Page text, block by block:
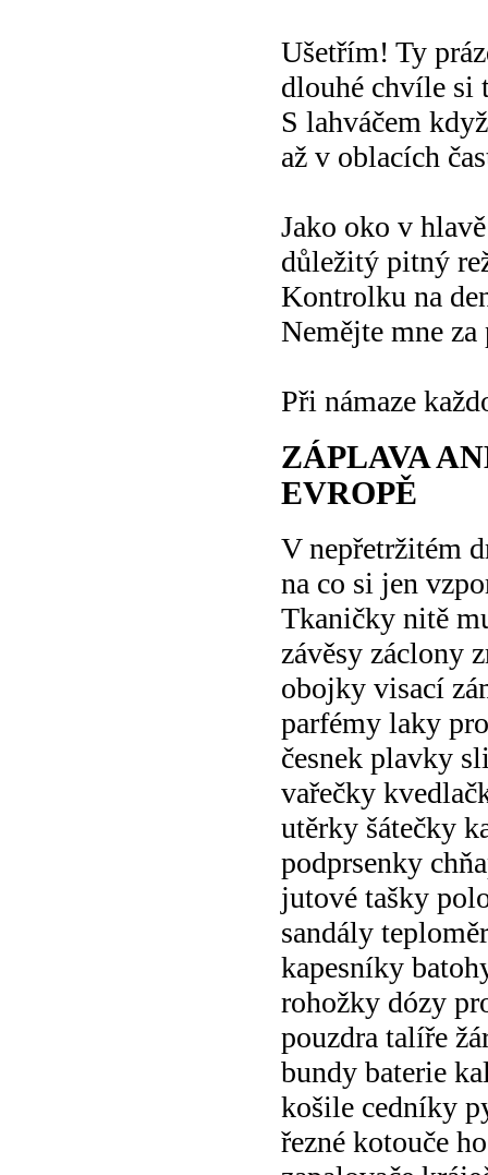
Ušetřím! Ty
dlouhé chvíle si
S lahváčem
až v oblacích
Jako oko v
důležitý pitný
Kontrolku na
Nemějte mne za
Při námaze
ZÁPLAVA
EVROPĚ
V nepřetržitém
na co si jen
Tkaničky nitě
závěsy záclony
obojky visací
parfémy laky
česnek plavky
vařečky
utěrky šátečky
podprsenky
jutové tašky
sandály
kapesníky
rohožky dózy
pouzdra talíře
bundy baterie
košile cedníky
řezné kotouče